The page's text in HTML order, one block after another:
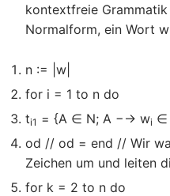
kontextfreie
Normalform, ein Wort
n := |w|
for i = 1 to n do
ti1 = {A ∈ N; A −→ wi ∈
od // od = end // Wir
Zeichen um und leiten
for k = 2 to n do